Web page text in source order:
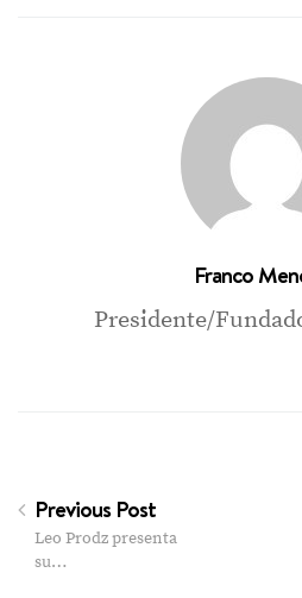
Franco
Presidente/
Previous Post
Leo Prodz presenta
su…